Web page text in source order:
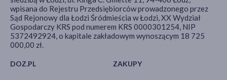
DOZ.PL ZAKUPY
wpisana do Rejestru Przedsiębiorców prowadzonego przez
Sąd Rejonowy dla Łodzi Śródmieścia w Łodzi, XX Wydział
Gospodarczy KRS pod numerem KRS 0000301254, NIP
5372492924, o kapitale zakładowym wynoszącym 18 725
000,00 zł.